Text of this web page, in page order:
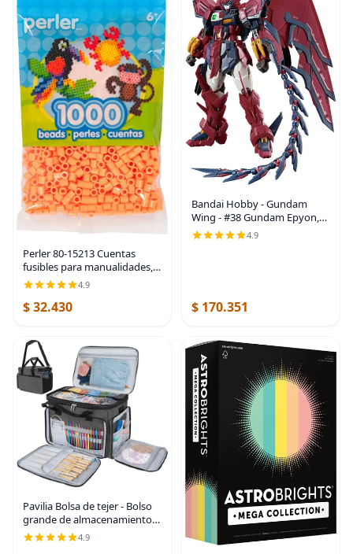
Perler 80-15213 Cuentas
fusibles para manualidades,
1000 piezas, naranja
4.9
$ 32.430
Bandai Hobby - Gundam
Wing - #38 Gundam Epyon,
Bandai Spirits RG 1/144
4.9
$ 170.351
Pavilia Bolsa de tejer - Bolso
grande de almacenamiento
de hilo, organizador de
ganchillo, bolsa de proyectos
4.9